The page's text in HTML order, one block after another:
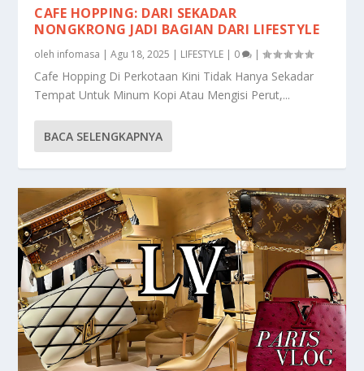
CAFE HOPPING: DARI SEKADAR
NONGKRONG JADI BAGIAN DARI LIFESTYLE
oleh infomasa |Agu 18, 2025 | LIFESTYLE | 0 |
Cafe Hopping Di Perkotaan Kini Tidak Hanya Sekadar
Tempat Untuk Minum Kopi Atau Mengisi Perut,...
BACA SELENGKAPNYA